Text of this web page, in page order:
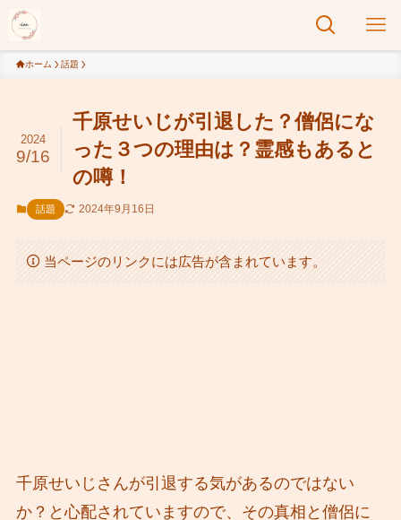
ホーム 話題
千原せいじが引退した？僧侶にな
った３つの理由は？霊感もあると
の噂！
2024
9/16
話題 2024年9月16日
当ページのリンクには広告が含まれています。
千原せいじさんが引退する気があるのではない
か？と心配されていますので、その真相と僧侶に